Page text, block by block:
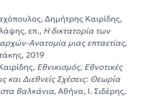
Δημήτρης Καιρίδης,
επ., Η δικτατορία των
Ανατομία μιας επταετίας,
2019
Εθνικισμός, Εθνοτικές
και Διεθνείς Σχέσεις: Θεωρία
Βαλκάνια, Αθήνα, Ι. Σιδέρης,